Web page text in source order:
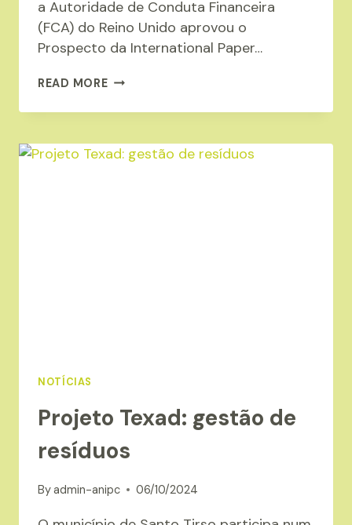
a Autoridade de Conduta Financeira
(FCA) do Reino Unido aprovou o
Prospecto da International Paper…
READ MOREFINALIZAÇÃO
DE
AQUISIÇÃO
NOTÍCIAS
Projeto Texad: gestão de
resíduos
Byadmin-anipc 06/10/2024